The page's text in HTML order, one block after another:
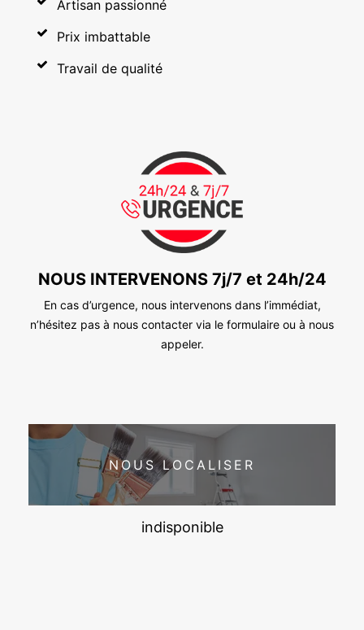
Artisan passionné
Prix imbattable
Travail de qualité
NOUS INTERVENONS 7j/7 et 24h/24
En cas d’urgence, nous intervenons dans l’immédiat,
n’hésitez pas à nous contacter via le formulaire ou à nous
appeler.
NOUS LOCALISER
indisponible